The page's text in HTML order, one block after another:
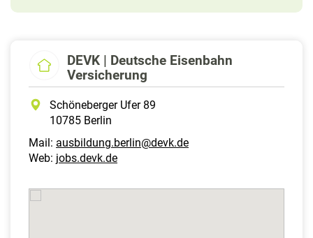
DEVK | Deutsche Eisenbahn
Versicherung
Schöneberger Ufer 89
10785 Berlin
Mail: ausbildung.berlin@devk.de
Web: jobs.devk.de